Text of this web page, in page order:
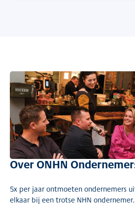
Over ONHN
5x per jaar ontmoeten ondernemers
elkaar bij een trotse NHN